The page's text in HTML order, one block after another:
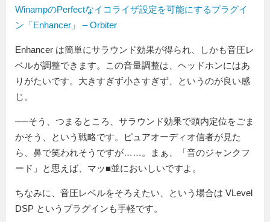
WinampのPerfectなイコライザ設定を可能にするプラグイ
ン「Enhancer」 – Orbiter
Enhancer は簡単にサラウンド効果が得られ、しかも音圧レ
ベルが調整できます。この音量調整は、ヘッドホンにはあ
りがたいです。大きすぎず小さすぎず、というのが良い感
じ。
──そう、つまるところ、サラウンド効果で頭内定位をごま
かそう、という戦略です。ピュアオーディオ信者が見た
ら、鼻で笑われそうですが……。まぁ、「音のジャンクフ
ード」と思えば、マッ■並においしいですよ。
ちなみに、音圧レベルをそろえたい、という場合は VLevel
DSP というプラグインも手軽です。